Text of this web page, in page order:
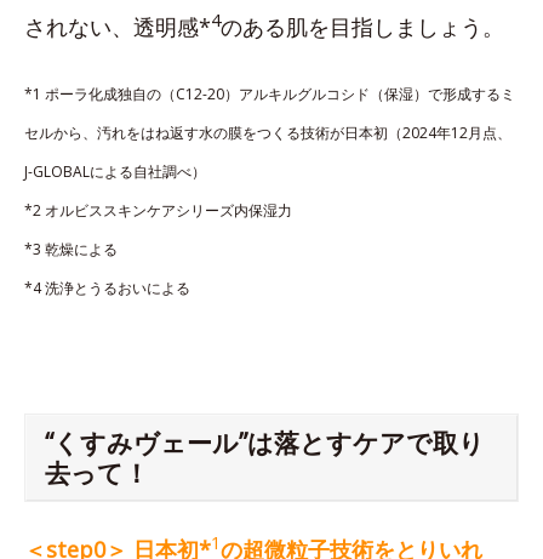
されない、透明感*4のある肌を目指しましょう。
*1 ポーラ化成独自の（C12-20）アルキルグルコシド（保湿）で形成するミ
セルから、汚れをはね返す水の膜をつくる技術が日本初（2024年12月点、
J-GLOBALによる自社調べ）
*2 オルビススキンケアシリーズ内保湿力
*3 乾燥による
*4 洗浄とうるおいによる
“くすみヴェール”は落とすケアで取り
去って！
＜step0＞ 日本初*1の超微粒子技術をとりいれ